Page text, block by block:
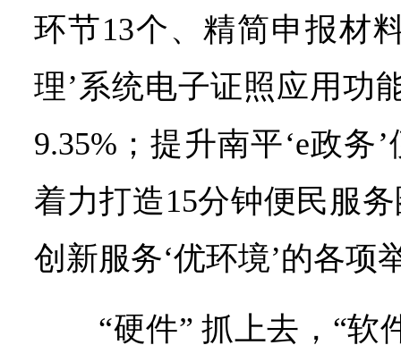
环节13个、精简申报材
理’系统电子证照应用功
9.35%；提升南平‘e政务
着力打造15分钟便民服
创新服务‘优环境’的各项
“硬件” 抓上去，“软